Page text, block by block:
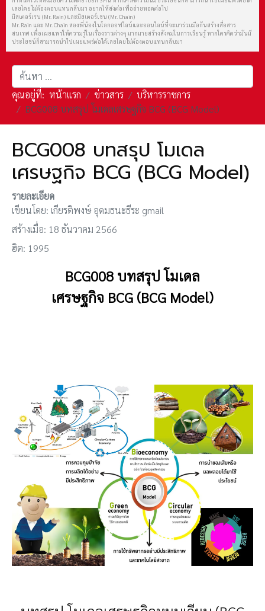
เลยโดยไม่ต้องตอบแทนกลับมา อยากให้ส่งต่อเพื่อถ่ายทอดต่อไป
มิสเตอร์เรน (Mr. Rain) และมิสเตอร์เชน (Mr. Chain)
Mr. Rain และ Mr. Chain สองพี่น้องในโลกออฟไลน์และออนไลน์ที่จะมาร่วมมือกันสร้างสื่อสาร
สนเทศ เพื่อเผยแพร่ให้ความรู้ในเรื่องราวต่างๆ มากมายสร้างสังคมในการเรียนรู้ หากใครคิดว่ามันมี
ประโยชน์ก็สามารถนำไปเผยแพร่ต่อได้เลยโดยไม่ต้องตอบแทนกลับมา
การค้นหา
คุณอยู่ที่: หน้าแรก ข่าวสาร
บริหารราชการ
BCG008 บทสรุป โมเดลเศรษฐกิจ BCG (BCG Model)
BCG008 บทสรุป โมเดล
เศรษฐกิจ BCG (BCG Model)
รายละเอียด
เขียนโดย: เกียรติพงษ์ อุดมธนะธีระ gmail
สร้างเมื่อ: 18 ธันวาคม 2566
ฮิต: 1995
BCG008 บทสรุป โมเดล
เศรษฐกิจ BCG (BCG Model)